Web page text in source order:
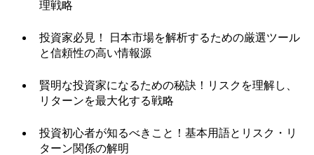
理戦略
投資家必見！ 日本市場を解析するための厳選ツール
と信頼性の高い情報源
賢明な投資家になるための秘訣！リスクを理解し、
リターンを最大化する戦略
投資初心者が知るべきこと！基本用語とリスク・リ
ターン関係の解明